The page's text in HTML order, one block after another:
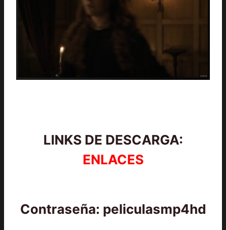
LINKS DE DESCARGA:
ENLACES
Contraseña: peliculasmp4hd